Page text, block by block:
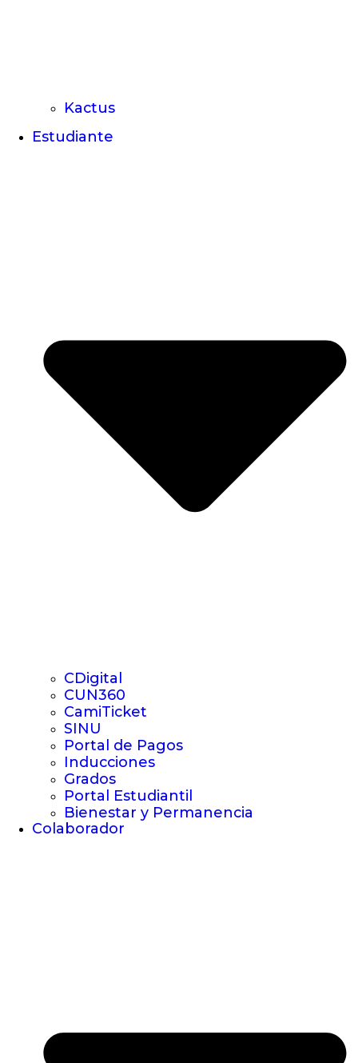
Kactus
Estudiante
CDigital
CUN360
CamiTicket
SINU
Portal de Pagos
Inducciones
Grados
Portal Estudiantil
Bienestar y Permanencia
Colaborador